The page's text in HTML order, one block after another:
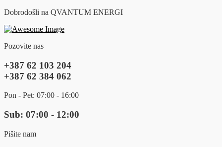
Dobrodošli na QVANTUM ENERGI
Pozovite nas
+387 62 103 204
+387 62 384 062
Pon - Pet: 07:00 - 16:00
Sub: 07:00 - 12:00
Pišite nam